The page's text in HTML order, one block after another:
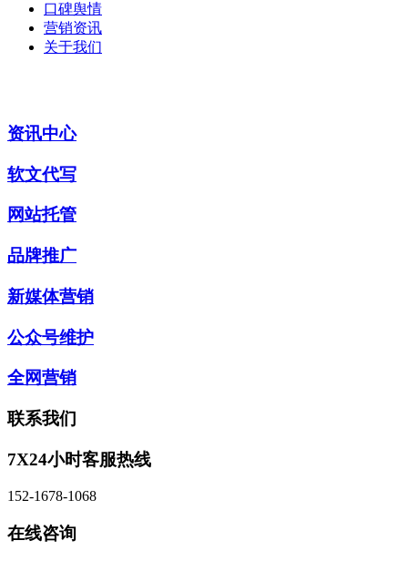
口碑舆情
营销资讯
关于我们
资讯中心
软文代写
网站托管
品牌推广
新媒体营销
公众号维护
全网营销
联系我们
7X24小时客服热线
152-1678-1068
在线咨询